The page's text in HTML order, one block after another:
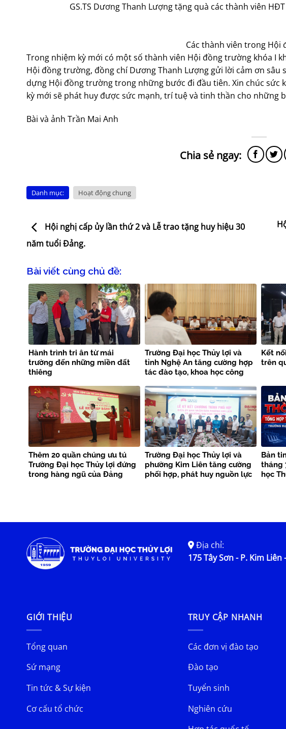
GS.TS Dương Thanh Lượng tặng quà các thành viên
Các thành viên trong Hội
Trong nhiệm kỳ mới có một số thành viên Hội đồng trường khóa I
Hội đồng trường, đồng chí Dương Thanh Lượng gửi lời cảm ơn sâu
dựng Hội đồng trường trong những bước đi đầu tiên. Xin chúc sức
kỳ mới sẽ phát huy được sức mạnh, trí tuệ và tinh thần cho những
Bài và ảnh Trần Mai Anh
Danh mục: Hoạt động chung
Hội nghị cấp ủy lần thứ 2 và Lễ trao tặng huy hiệu 30
năm tuổi Đảng.
Bài viết cùng chủ đề:
Hành trình tri ân từ mái
trường đến những miền đất
thiêng
Trường Đại học Thủy lợi và
tỉnh Nghệ An tăng cường hợp
tác đào tạo, khoa học công
tai
Kết
trên
Thêm 20 quần chúng ưu tú
Trường Đại học Thủy lợi đứng
trong hàng ngũ của Đảng
Trường Đại học Thủy lợi và
phường Kim Liên tăng cường
phối hợp, phát huy nguồn lực
Bản
tháng
học
Địa chỉ:
175 Tây Sơn - P. Kim Liên
GIỚI THIỆU
Tổng quan
Sứ mạng
Tin tức & Sự kiện
Cơ cấu tổ chức
TRUY CẬP NHANH
Các đơn vị đào tạo
Đào tạo
Tuyển sinh
Nghiên cứu